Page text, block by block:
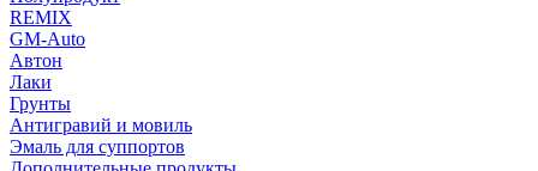
REMIX
GM-Auto
Автон
Лаки
Грунты
Антигравий и мовиль
Эмаль для суппортов